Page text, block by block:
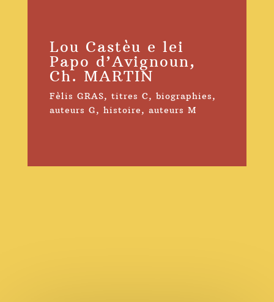
Lou Castèu e lei
Papo d’Avignoun,
Ch. MARTIN
Fèlis GRAS, titres C, biographies,
auteurs G, histoire, auteurs M